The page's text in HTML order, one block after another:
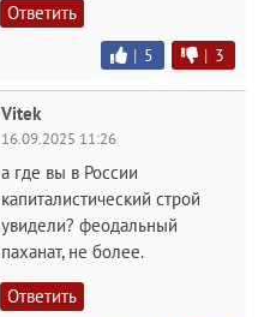
Ответить
| 5 | 3
Vitek
16.09.2025 11:26
а где вы в России
капиталистический строй
увидели? феодальный
паханат, не более.
Ответить